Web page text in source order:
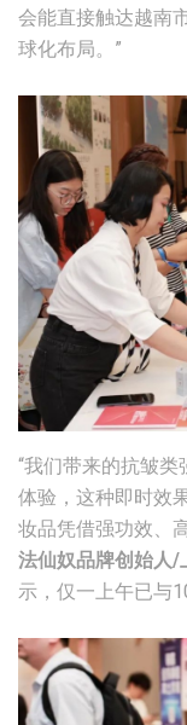
会能直接触达越南
球化布局。”
“我们带来的抗皱
体验，这种即时效
妆品凭借强功效、
法仙奴品牌创始人/
示，仅一上午已与